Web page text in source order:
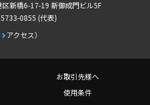
新橋6-17-19 新御成門ビル5F
アクセス
0855 (代表)
お取引先様へ
使用条件